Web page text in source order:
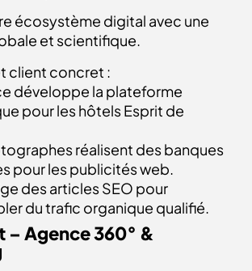
écosystème digital avec une
et scientifique.
client concret :
développe la plateforme
pour les hôtels Esprit de
réalisent des banques
pour les publicités web.
des articles SEO pour
du trafic organique qualifié.
– Agence 360° &